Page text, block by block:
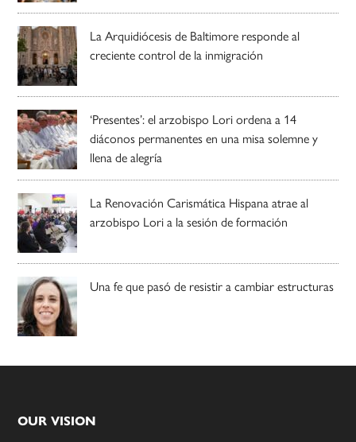
La Arquidiócesis de Baltimore responde al
creciente control de la inmigración
‘Presentes’: el arzobispo Lori ordena a 14
diáconos permanentes en una misa solemne y
llena de alegría
La Renovación Carismática Hispana atrae al
arzobispo Lori a la sesión de formación
Una fe que pasó de resistir a cambiar estructuras
Footer
OUR VISION